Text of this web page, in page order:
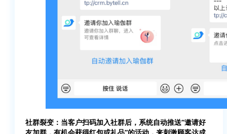
社群裂变：当客户扫码加入社群后，系统自动推送“邀请好